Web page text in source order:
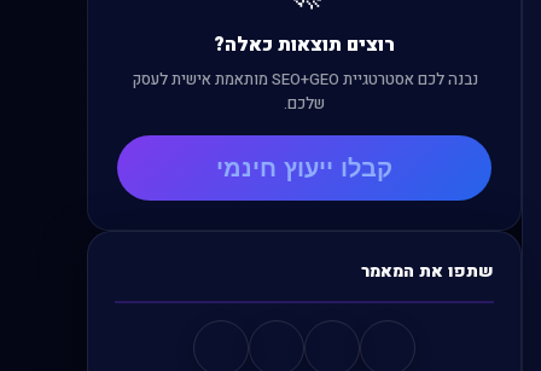
רוצים תוצאות כאלה?
נבנה לכם אסטרטגיית SEO+GEO מותאמת אישית לעסק
שלכם.
קבלו ייעוץ חינמי
שתפו את המאמר